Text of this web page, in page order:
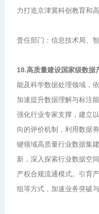
力打造京津冀科创教育和
责任部门：信息技术局、
18.高质量建设国家级数据
能及科学数据处理领域，
加速提升数据理解与标注
强化行业专家支撑，建立
向的评价机制，利用数据
键领域高质量行业数据集
新，深入探索行业数据空
产权合规流通模式。引育
组等方式，加速业务突破与